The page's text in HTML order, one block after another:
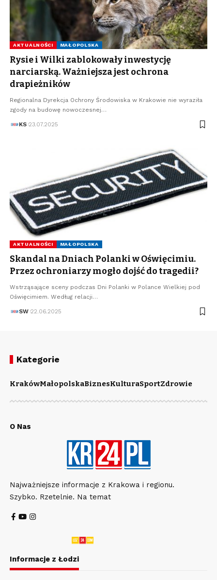
AKTUALNOŚCI MAŁOPOLSKA
Rysie i Wilki zablokowały inwestycję
narciarską. Ważniejsza jest ochrona
drapieżników
Regionalna Dyrekcja Ochrony Środowiska w Krakowie nie wyraziła
zgody na budowę nowoczesnej…
KS 23.07.2025
AKTUALNOŚCI MAŁOPOLSKA
Skandal na Dniach Polanki w Oświęcimiu.
Przez ochroniarzy mogło dojść do tragedii?
Wstrząsające sceny podczas Dni Polanki w Polance Wielkiej pod
Oświęcimiem. Według relacji…
SW 22.06.2025
Kategorie
KrakówMałopolskaBiznesKulturaSportZdrowie
O Nas
Najważniejsze informacje z Krakowa i regionu.
Szybko. Rzetelnie. Na temat
Informacje z Łodzi